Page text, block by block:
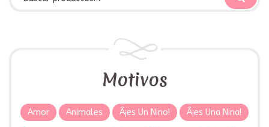
Motivos
Amor Animales Â¡es Un Nino! Â¡es Una Nina!